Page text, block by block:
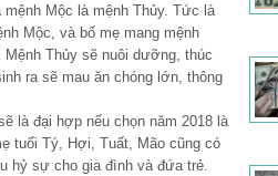
Mộc là mệnh Thủy. Tức là
Mộc, và bố mẹ mang mệnh
Thủy sẽ nuôi dưỡng, thúc
ra sẽ mau ăn chóng lớn, thông
là đại hợp nếu chọn năm 2018 là
tuổi Tý, Hợi, Tuất, Mão cũng có
hỷ sự cho gia đình và đứa trẻ.